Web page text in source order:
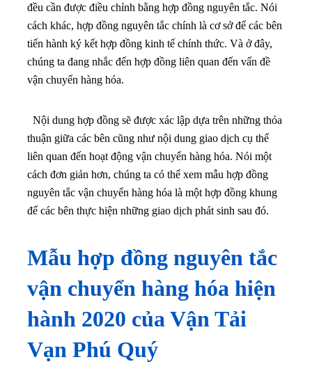
đều cần được điều chỉnh bằng hợp đồng nguyên tắc. Nói
cách khác, hợp đồng nguyên tắc chính là cơ sở để các bên
tiến hành ký kết hợp đồng kinh tế chính thức. Và ở đây,
chúng ta đang nhắc đến hợp đồng liên quan đến vấn đề
vận chuyển hàng hóa.
Nội dung hợp đồng sẽ được xác lập dựa trên những thỏa
thuận giữa các bên cũng như nội dung giao dịch cụ thể
liên quan đến hoạt động vận chuyển hàng hóa. Nói một
cách đơn giản hơn, chúng ta có thể xem mẫu hợp đồng
nguyên tắc vận chuyển hàng hóa là một hợp đồng khung
để các bên thực hiện những giao dịch phát sinh sau đó.
Mẫu hợp đồng nguyên tắc
vận chuyển hàng hóa hiện
hành 2020 của Vận Tải
Vạn Phú Quý